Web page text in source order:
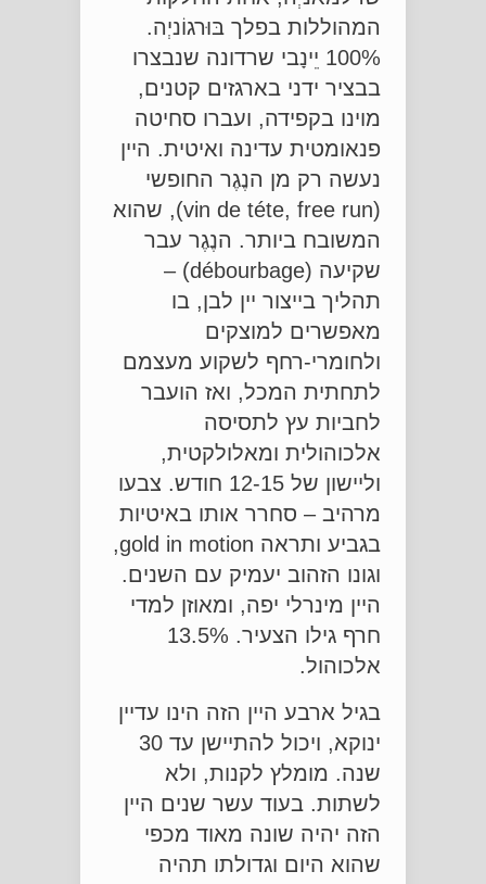
המהוללות בפלך בּוּרגוֹניְה.
100% יֵינָבי שרדונה שנבצרו
בבציר ידני בארגזים קטנים,
מוינו בקפידה, ועברו סחיטה
פנאומטית עדינה ואיטית. היין
נעשה רק מן הנֶגֶר החופשי
(vin de téte, free run), שהוא
המשובח ביותר. הנֶגֶר עבר
שקיעה (débourbage) –
תהליך בייצור יין לבן, בו
מאפשרים למוצקים
ולחומרי-רחף לשקוע מעצמם
לתחתית המכל, ואז הועבר
לחביות עץ לתסיסה
אלכוהולית ומאלולקטית,
וליישון של 12-15 חודש. צבעו
מרהיב – סחרר אותו באיטיות
בגביע ותראה gold in motion,
וגונו הזהוב יעמיק עם השנים.
היין מינרלי יפה, ומאוזן למדי
חרף גילו הצעיר. 13.5%
אלכוהול.
בגיל ארבע היין הזה הינו עדיין
ינוקא, ויכול להתיישן עד 30
שנה. מומלץ לקנות, ולא
לשתות. בעוד עשר שנים היין
הזה יהיה שונה מאוד מכפי
שהוא היום וגדולתו תהיה